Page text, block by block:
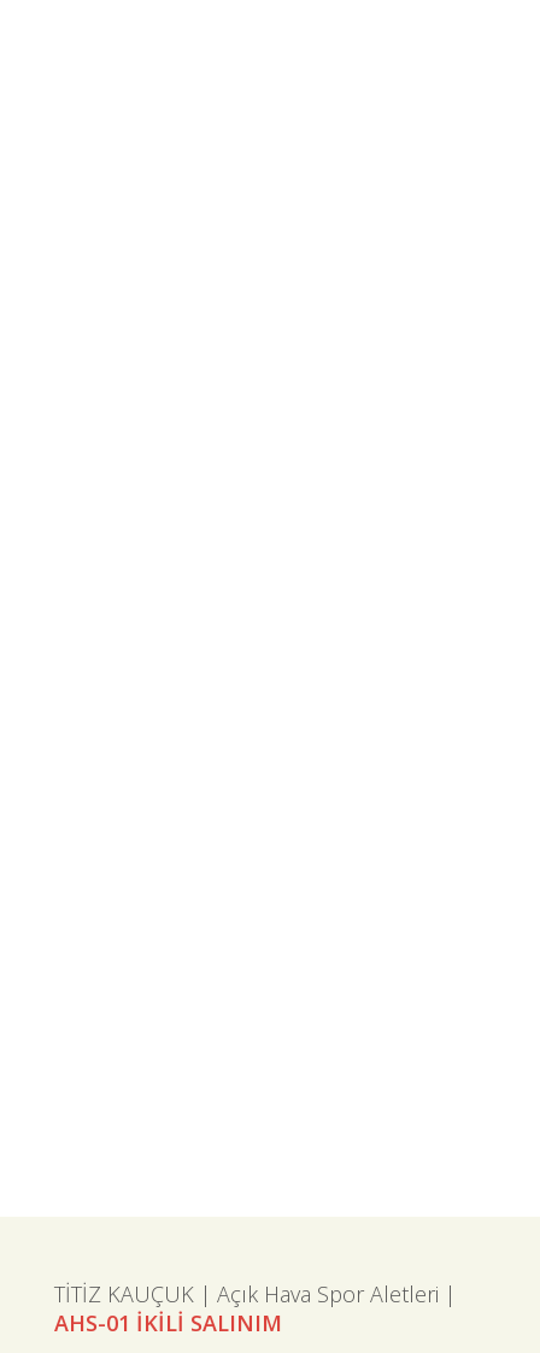
TİTİZ KAUÇUK | Açık Hava Spor Aletleri |
AHS-01 İKİLİ SALINIM